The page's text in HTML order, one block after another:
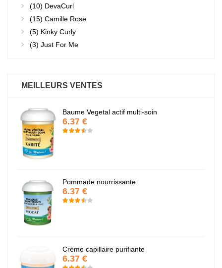
(10) DevaCurl
(15) Camille Rose
(5) Kinky Curly
(3) Just For Me
MEILLEURS VENTES
Baume Vegetal actif multi-soin
6.37 €
Pommade nourrissante
6.37 €
Crème capillaire purifiante
6.37 €